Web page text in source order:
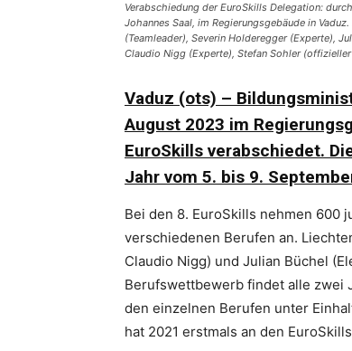
Verabschiedung der EuroSkills Delegation:
Johannes Saal, im Regierungsgebäude in
(Teamleader), Severin Holderegger (Experte),
Claudio Nigg (Experte), Stefan Sohler
Vaduz (ots) –
August 2023 im
EuroSkills verabschiedet.
Jahr vom 5. bis 9.
Bei den 8. EuroSkills nehmen 600
verschiedenen Berufen an.
Claudio Nigg) und Julian Büchel
Berufswettbewerb findet alle zwei
den einzelnen Berufen unter
hat 2021 erstmals an den